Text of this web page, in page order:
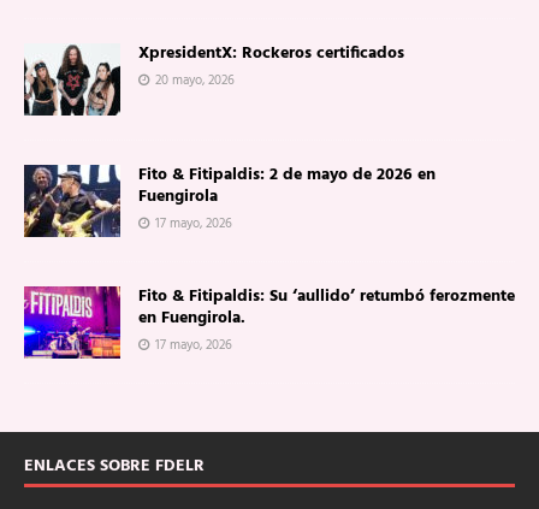
XpresidentX: Rockeros certificados
20 mayo, 2026
Fito & Fitipaldis: 2 de mayo de 2026 en
Fuengirola
17 mayo, 2026
Fito & Fitipaldis: Su ‘aullido’ retumbó ferozmente
en Fuengirola.
17 mayo, 2026
ENLACES SOBRE FDELR